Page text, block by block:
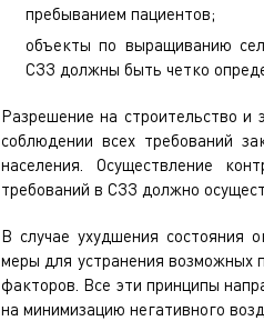
пребыванием пациентов;
объекты по выращиванию
СЗЗ должны быть четко
Разрешение на строительство
соблюдении всех требований
населения. Осуществление
требований в СЗЗ должно
В случае ухудшения
меры для устранения возможных
факторов. Все эти принципы
на минимизацию негативного